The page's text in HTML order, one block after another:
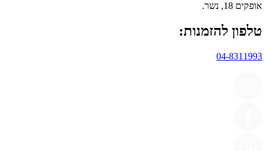
אופקים 18, נשר.
טלפון להזמנות:
04-8311993